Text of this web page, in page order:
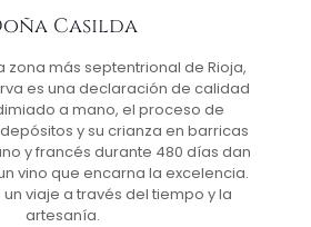
Casilda
zona más septentrional de Rioja,
es una declaración de calidad
a mano, el proceso de
y su crianza en barricas
y francés durante 480 días dan
vino que encarna la excelencia.
viaje a través del tiempo y la
artesanía.